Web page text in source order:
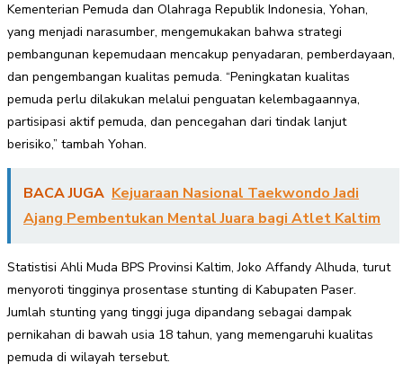
Kementerian Pemuda dan Olahraga Republik Indonesia, Yohan,
yang menjadi narasumber, mengemukakan bahwa strategi
pembangunan kepemudaan mencakup penyadaran, pemberdayaan,
dan pengembangan kualitas pemuda. “Peningkatan kualitas
pemuda perlu dilakukan melalui penguatan kelembagaannya,
partisipasi aktif pemuda, dan pencegahan dari tindak lanjut
berisiko,” tambah Yohan.
BACA JUGA Kejuaraan Nasional Taekwondo Jadi
Ajang Pembentukan Mental Juara bagi Atlet Kaltim
Statistisi Ahli Muda BPS Provinsi Kaltim, Joko Affandy Alhuda, turut
menyoroti tingginya prosentase stunting di Kabupaten Paser.
Jumlah stunting yang tinggi juga dipandang sebagai dampak
pernikahan di bawah usia 18 tahun, yang memengaruhi kualitas
pemuda di wilayah tersebut.